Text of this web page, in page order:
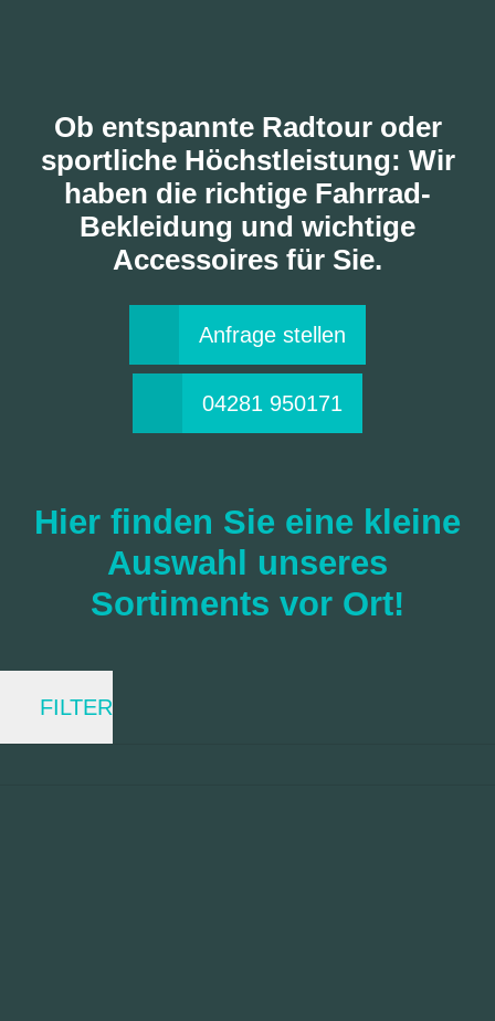
BIKEWEAR
Ob entspannte Radtour oder
sportliche Höchstleistung: Wir
haben die richtige Fahrrad-
Bekleidung und wichtige
Accessoires für Sie.
Anfrage stellen
04281 950171
Hier finden Sie eine kleine
Auswahl unseres
Sortiments vor Ort!
FILTER